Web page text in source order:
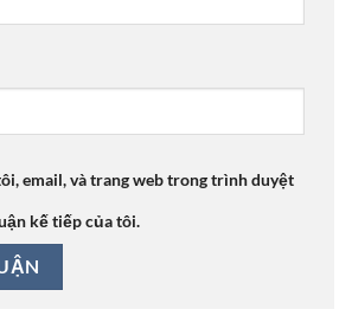
email, và trang web trong trình duyệt
kế tiếp của tôi.